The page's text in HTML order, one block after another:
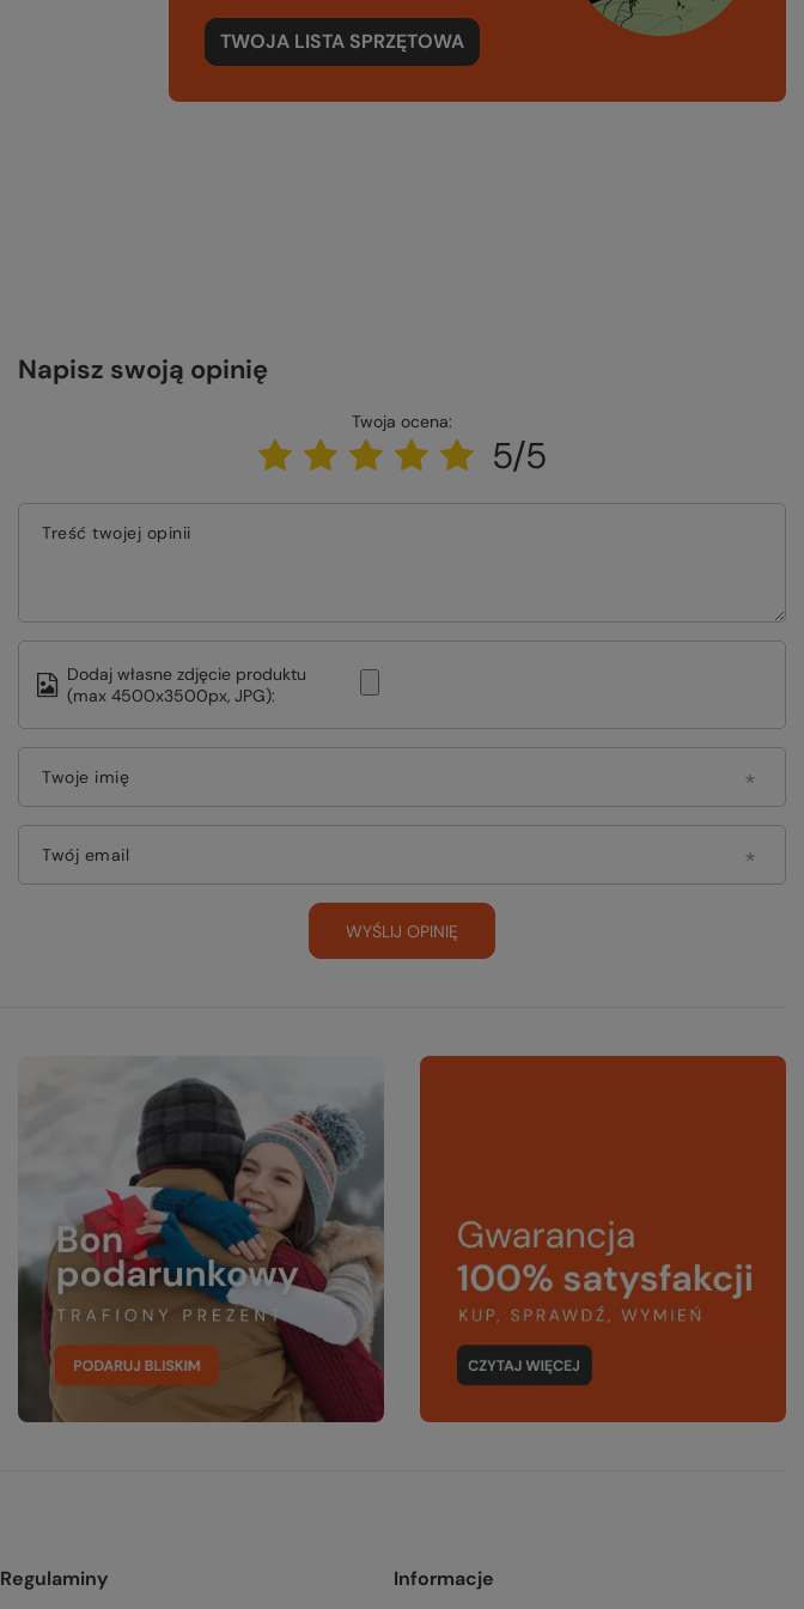
TWOJA LISTA SPRZĘTOWA
Napisz swoją opinię
Twoja ocena:
5/5
Treść twojej opinii
Dodaj własne zdjęcie produktu
(max 4500x3500px, JPG):
Twoje imię
Twój email
WYŚLIJ OPINIĘ
Regulaminy Informacje